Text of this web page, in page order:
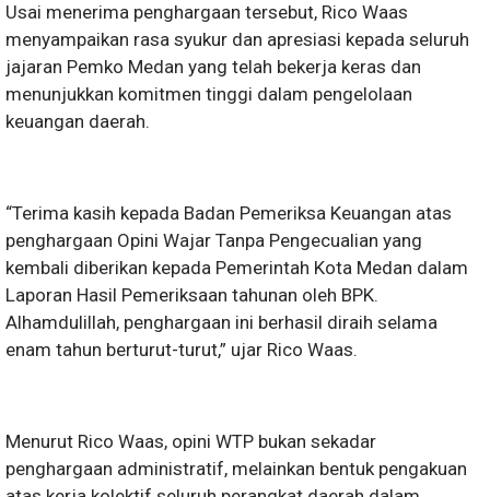
Usai menerima penghargaan tersebut, Rico Waas
menyampaikan rasa syukur dan apresiasi kepada seluruh
jajaran Pemko Medan yang telah bekerja keras dan
menunjukkan komitmen tinggi dalam pengelolaan
keuangan daerah.
“Terima kasih kepada Badan Pemeriksa Keuangan atas
penghargaan Opini Wajar Tanpa Pengecualian yang
kembali diberikan kepada Pemerintah Kota Medan dalam
Laporan Hasil Pemeriksaan tahunan oleh BPK.
Alhamdulillah, penghargaan ini berhasil diraih selama
enam tahun berturut-turut,” ujar Rico Waas.
Menurut Rico Waas, opini WTP bukan sekadar
penghargaan administratif, melainkan bentuk pengakuan